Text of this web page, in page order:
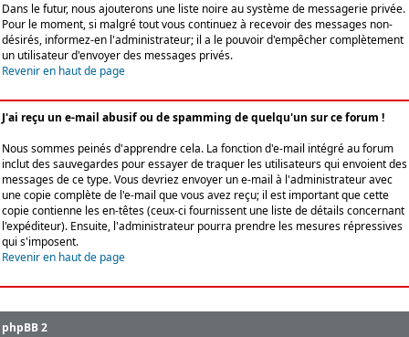
Dans le futur, nous ajouterons une liste noire au système de messagerie privée.
Pour le moment, si malgré tout vous continuez à recevoir des messages non-
désirés, informez-en l'administrateur; il a le pouvoir d'empêcher complètement
un utilisateur d'envoyer des messages privés.
Revenir en haut de page
J'ai reçu un e-mail abusif ou de spamming de quelqu'un sur ce forum !
Nous sommes peinés d'apprendre cela. La fonction d'e-mail intégré au forum
inclut des sauvegardes pour essayer de traquer les utilisateurs qui envoient des
messages de ce type. Vous devriez envoyer un e-mail à l'administrateur avec
une copie complète de l'e-mail que vous avez reçu; il est important que cette
copie contienne les en-têtes (ceux-ci fournissent une liste de détails concernant
l'expéditeur). Ensuite, l'administrateur pourra prendre les mesures répressives
qui s'imposent.
Revenir en haut de page
phpBB 2